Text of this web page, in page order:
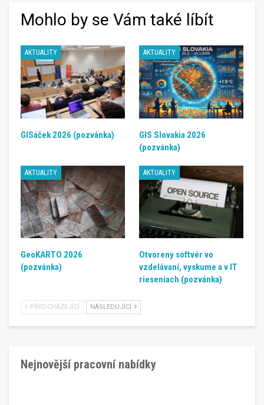
Mohlo by se Vám také líbít
AKTUALITY
GISáček 2026 (pozvánka)
AKTUALITY
GIS Slovakia 2026
(pozvánka)
AKTUALITY
GeoKARTO 2026
(pozvánka)
AKTUALITY
Otvoreny softvér vo
vzdelávaní, vyskume a v IT
rieseniach (pozvánka)
PŘEDCHÁZEJÍCÍ NÁSLEDUJÍCÍ
Nejnovější pracovní nabídky